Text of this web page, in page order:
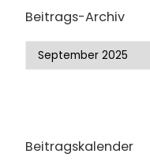
Beitrags-Archiv
Beitragskalender